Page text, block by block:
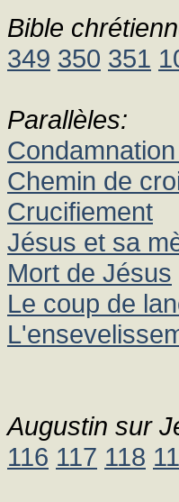
Bible
349 350 351
Parallèles:
Chemin de
Crucifiement
Jésus et sa
Mort de Jésus
Le coup de
Augustin sur
116 117 118